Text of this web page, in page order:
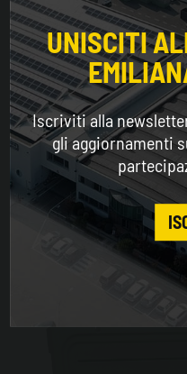
Choose the country
for a better
WORLDWIDE
ENGLISH
UNISCITI
Iscriviti alla
gli aggiornamenti